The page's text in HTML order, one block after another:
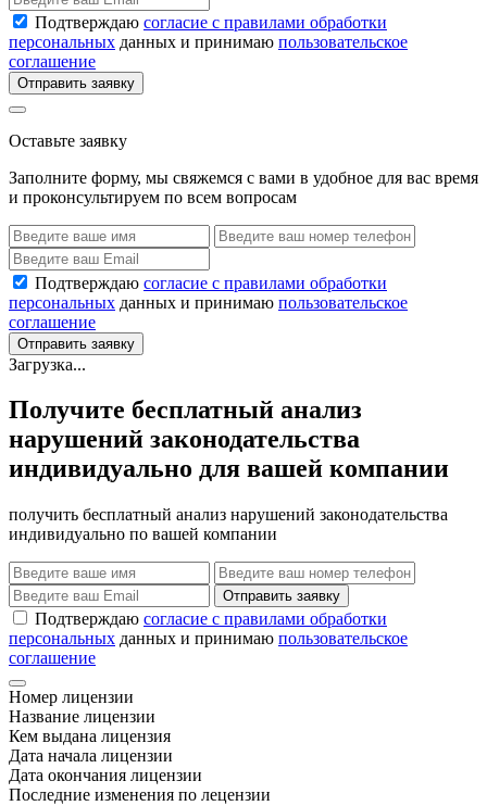
Подтверждаю согласие с правилами обработки
персональных данных и принимаю пользовательское
соглашение
Отправить заявку
Оставьте заявку
Заполните форму, мы свяжемся с вами в удобное для вас время
и проконсультируем по всем вопросам
Подтверждаю согласие с правилами обработки
персональных данных и принимаю пользовательское
соглашение
Отправить заявку
Загрузка...
Получите бесплатный анализ
нарушений законодательства
индивидуально для вашей компании
получить бесплатный анализ нарушений законодательства
индивидуально по вашей компании
Отправить заявку
Подтверждаю согласие с правилами обработки
персональных данных и принимаю пользовательское
соглашение
Номер лицензии
Название лицензии
Кем выдана лицензия
Дата начала лицензии
Дата окончания лицензии
Последние изменения по лецензии